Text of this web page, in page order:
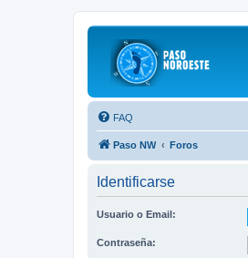
FAQ
Paso NW Foros
Identificarse
Usuario o Email:
Contraseña: